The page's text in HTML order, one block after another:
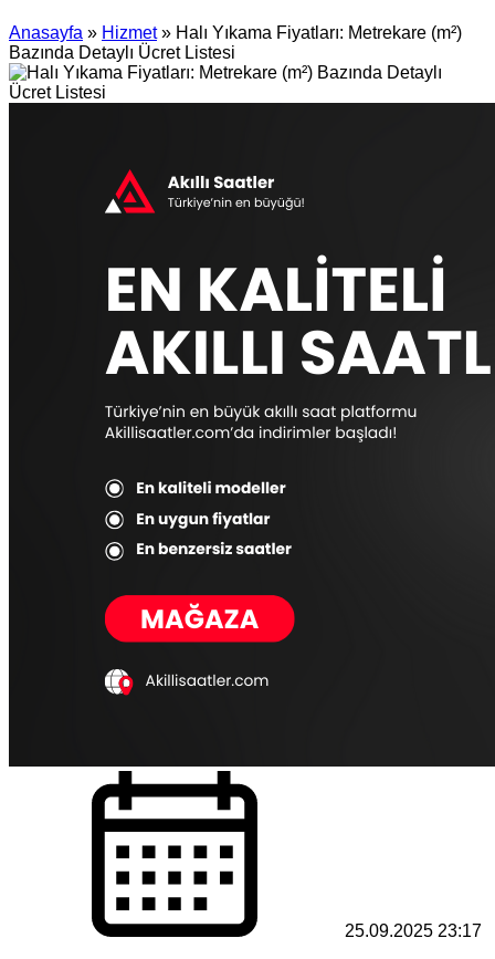
Anasayfa » Hizmet » Halı Yıkama Fiyatları: Metrekare (m²)
Bazında Detaylı Ücret Listesi
25.09.2025 23:17